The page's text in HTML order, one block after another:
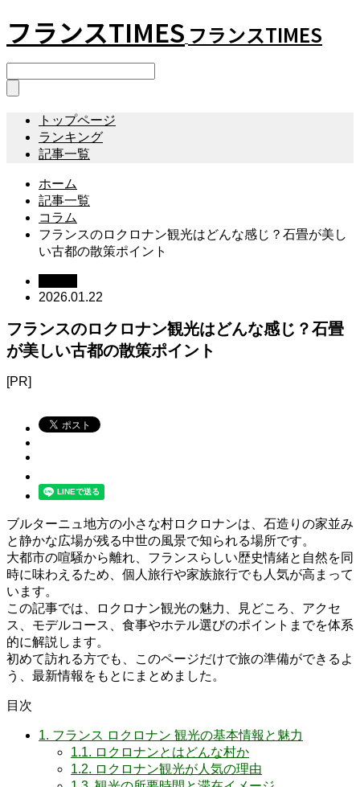
フランスTIMES フランスTIMES
トップページ
ランキング
記事一覧
ホーム
記事一覧
コラム
フランスのロクロナン観光はどんな感じ？石畳が美し
い古都の散策ポイント
2026.01.22
フランスのロクロナン観光はどんな感じ？石畳
が美しい古都の散策ポイント
[PR]
ブルターニュ地方の小さな村ロクロナンは、石造りの家並み
と静かな広場が残る中世の風景で知られる場所です。
大都市の喧騒から離れ、フランスらしい歴史情緒と自然を同
時に味わえるため、個人旅行や家族旅行でも人気が高まって
います。
この記事では、ロクロナン観光の魅力、見どころ、アクセ
ス、モデルコース、食事やホテル選びのポイントまでを体系
的に解説します。
初めて訪れる方でも、このページだけで旅の準備ができるよ
う、最新情報をもとにまとめました。
目次
1. フランス ロクロナン 観光の基本情報と魅力
1.1. ロクロナンとはどんな村か
1.2. ロクロナン観光が人気の理由